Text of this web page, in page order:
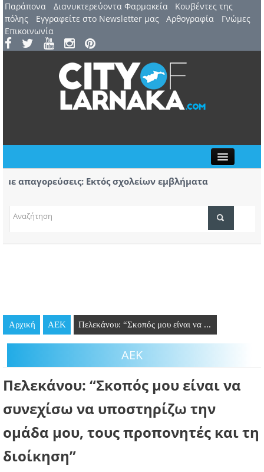
Παράπονα Διανυκτερεύοντα Φαρμακεία
Kουβέντες της
πόλης
Εγγραφείτε στο Newsletter μας Αρθογραφία
Γνώμες
Επικοινωνία
ΤΟΠΙΚΑ ΝΕΑ
ΘΕΣΕΙΣ ΕΡΓΑΣΙΑΣ
ΠΡΟΣΩΠΑ
ΛΑΡΝΑΚΑ 2030
ΣΥΝΔΕΣΜΟΙ
απαγορεύσεις: Εκτός σχολείων εμβλήματα
7 Αυγούστου: 44ο Φεστιβάλ Λευκάρων – Έναρξη /
Αρχική ΑΕΚ Πελεκάνου: “Σκοπός μου είναι να ...
ΑΕΚ
Πελεκάνου: “Σκοπός μου είναι να
συνεχίσω να υποστηρίζω την
ομάδα μου, τους προπονητές και τη
διοίκηση”